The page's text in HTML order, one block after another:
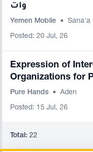
وات
Yemen Mobile • Sana'a
Posted: 20 Jul, 26
Expression of
Organizations for
Pure Hands • Aden
Posted: 15 Jul, 26
Total: 22